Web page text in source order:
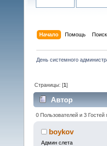
Начало Помощь Поиск
День системного
Страницы: [1]
Автор
0 Пользователей и 3
boykov
Админ слета